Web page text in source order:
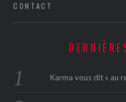
CONTACT
Karma vous dit « au